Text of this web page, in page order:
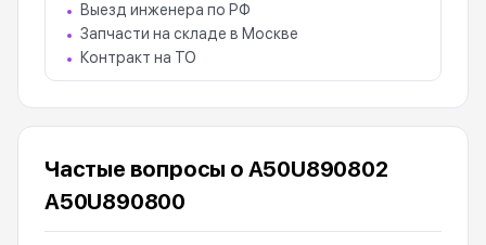
Выезд инженера по РФ
Запчасти на складе в Москве
Контракт на ТО
Частые вопросы о A50U890802
A50U890800